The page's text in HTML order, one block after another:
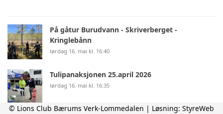
På gåtur Burudvann - Skriverberget -
Kringlebånn
lørdag 16. mai kl. 16:40
Tulipanaksjonen 25.april 2026
lørdag 16. mai kl. 16:35
© Lions Club Bærums Verk-Lommedalen | Løsning: StyreWeb